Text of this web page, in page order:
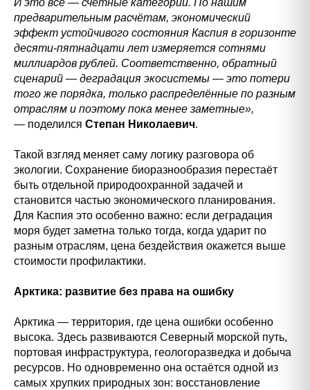
И это всё — счётные категории. По нашим
предварительным расчётам, экономический
эффект устойчивого состояния Каспия в горизонте
десяти-пятнадцати лет измеряется сотнями
миллиардов рублей. Соответственно, обратный
сценарий — деградация экосистемы — это потери
того же порядка, только распределённые по разным
отраслям и поэтому пока менее заметные»,
— поделился Степан Николаевич.
Такой взгляд меняет саму логику разговора об
экологии. Сохранение биоразнообразия перестаёт
быть отдельной природоохранной задачей и
становится частью экономического планирования.
Для Каспия это особенно важно: если деградация
моря будет заметна только тогда, когда ударит по
разным отраслям, цена бездействия окажется выше
стоимости профилактики.
Арктика: развитие без права на ошибку
Арктика — территория, где цена ошибки особенно
высока. Здесь развиваются Северный морской путь,
портовая инфраструктура, геологоразведка и добыча
ресурсов. Но одновременно она остаётся одной из
самых хрупких природных зон: восстановление